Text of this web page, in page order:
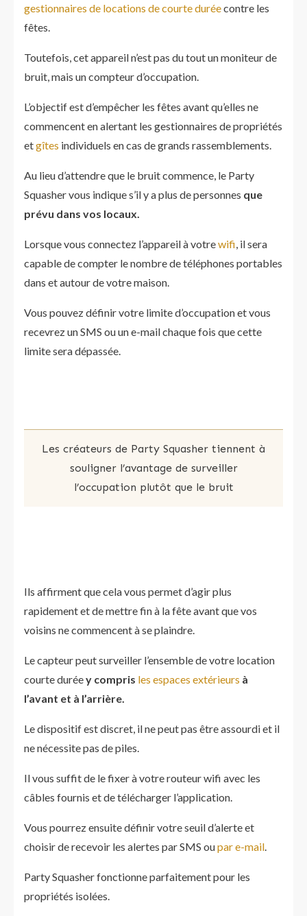
gestionnaires de locations de courte duréecontre les
fêtes.
Toutefois, cet appareil n’est pas du tout un moniteur de
bruit, mais un compteur d’occupation.
L’objectif est d’empêcher les fêtes avant qu’elles ne
commencent en alertant les gestionnaires de propriétés
etgîtes individuels en cas de grands rassemblements.
Au lieu d’attendre que le bruit commence, le Party
Squasher vous indique s’il y a plus de personnes que
prévu dans vos locaux.
Lorsque vous connectez l’appareil à votrewifi, il sera
capable de compter le nombre de téléphones portables
dans et autour de votre maison.
Vous pouvez définir votre limite d’occupation et vous
recevrez un SMS ou un e-mail chaque fois que cette
limite sera dépassée.
Les créateurs de Party Squasher tiennent à
souligner l’avantage de surveiller
l’occupation plutôt que le bruit
Ils affirment que cela vous permet d’agir plus
rapidement et de mettre fin à la fête avant que vos
voisins ne commencent à se plaindre.
Le capteur peut surveiller l’ensemble de votre location
courte duréey compris les espaces extérieurs à
l’avant et à l’arrière.
Le dispositif est discret, il ne peut pas être assourdi et il
ne nécessite pas de piles.
Il vous suffit de le fixer à votre routeur wifi avec les
câbles fournis et de télécharger l’application.
Vous pourrez ensuite définir votre seuil d’alerte et
choisir de recevoir les alertes par SMS oupar e-mail.
Party Squasher fonctionne parfaitement pour les
propriétés isolées.